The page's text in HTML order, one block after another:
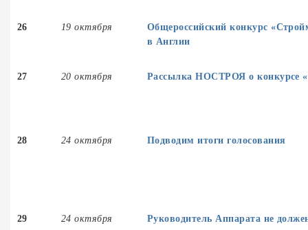
26 19 октября
Общероссийский конкурс
в Англии
27 20 октября Рассылка НОСТРОЯ о конкурсе
28 24 октября Подводим итоги голосования
29 24 октября Руководитель Аппарата не